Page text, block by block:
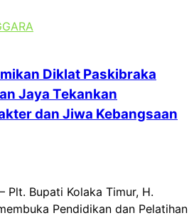
Diklat Paskibraka
Jaya Tekankan
dan Jiwa Kebangsaan
Plt. Bupati Kolaka Timur, H.
Pendidikan dan Pelatihan